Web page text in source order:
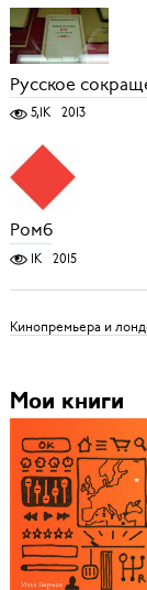
Русское
5,1K 2013
Ромб
1K 2015
Кинопремьера и
Мои книги